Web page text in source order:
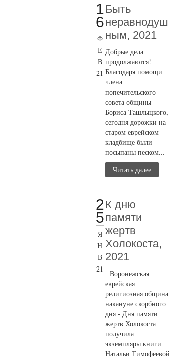
1
6
Ф
Е
В
21
Быть
неравнодуш
ным, 2021
Добрые дела
продолжаются!
Благодаря помощи
члена
попечительского
совета общины
Бориса Ташлыцкого,
сегодня дорожки на
старом еврейском
кладбище были
посыпаны песком...
Читать далее
2
5
Я
Н
В
21
К дню
памяти
жертв
Холокоста,
2021
Воронежская
еврейская
религиозная община
накануне скорбного
дня - Дня памяти
жертв Холокоста
получила
экземпляры книги
Натальи Тимофеевой